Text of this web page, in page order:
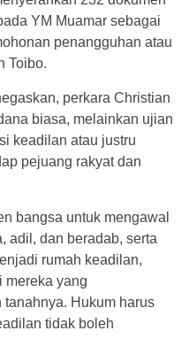
YM Muamar sebagai
penangguhan atau
Toibo.
perkara Christian
biasa, melainkan ujian
keadilan atau justru
pejuang rakyat dan
bangsa untuk mengawal
adil, dan beradab, serta
rumah keadilan,
mereka yang
Hukum harus
tidak boleh